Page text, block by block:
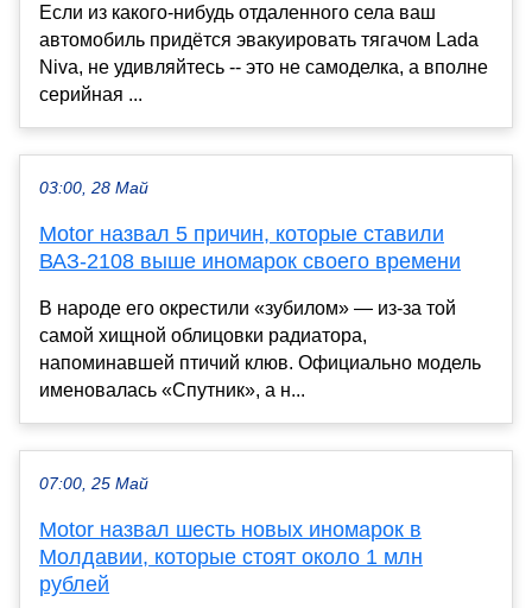
Если из какого-нибудь отдаленного села ваш
автомобиль придётся эвакуировать тягачом Lada
Niva, не удивляйтесь -- это не самоделка, а вполне
серийная ...
03:00, 28 Май
Motor назвал 5 причин, которые ставили
ВАЗ-2108 выше иномарок своего времени
В народе его окрестили «зубилом» — из-за той
самой хищной облицовки радиатора,
напоминавшей птичий клюв. Официально модель
именовалась «Спутник», а н...
07:00, 25 Май
Motor назвал шесть новых иномарок в
Молдавии, которые стоят около 1 млн
рублей